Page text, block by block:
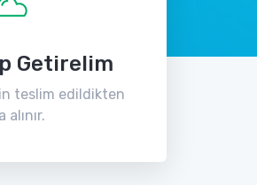
Getirelim
teslim edildikten
alınır.